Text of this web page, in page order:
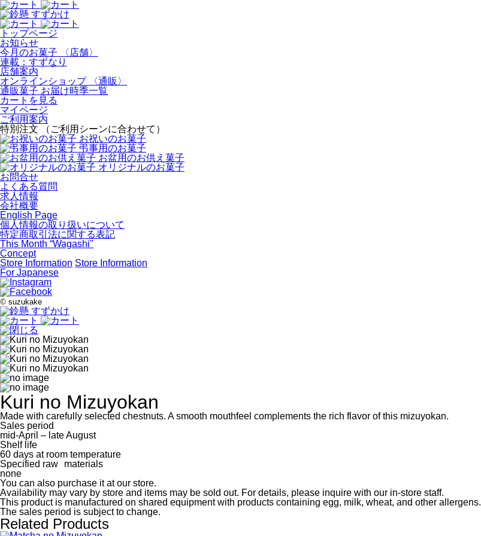
トップページ
お知らせ
今月のお菓子 〈店舗〉
連載：すずなり
店舗案内
オンラインショップ 〈通販〉
通販菓子 お届け時季一覧
カートを見る
マイページ
ご利用案内
特別注文 （ご利用シーンに合わせて）
お祝いのお菓子
弔事用のお菓子
お盆用のお供え菓子
オリジナルのお菓子
お問合せ
よくある質問
求人情報
会社概要
English Page
個人情報の取り扱いについて
特定商取引法に関する表記
This Month “Wagashi"
Concept
Store Information Store Information
For Japanese
© suzukake
Kuri no Mizuyokan
Made with carefully selected chestnuts. A smooth mouthfeel complements the rich flavor of this mizuyokan.
Sales period
mid-April – late August
Shelf life
60 days at room temperature
Specified raw materials
none
You can also purchase it at our store.
Availability may vary by store and items may be sold out. For details, please inquire with our in-store staff.
This product is manufactured on shared equipment with products containing egg, milk, wheat, and other allergens.
The sales period is subject to change.
Related Products